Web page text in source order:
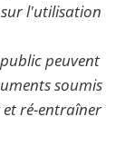
l'utilisation
peuvent
soumis
ré-entraîner